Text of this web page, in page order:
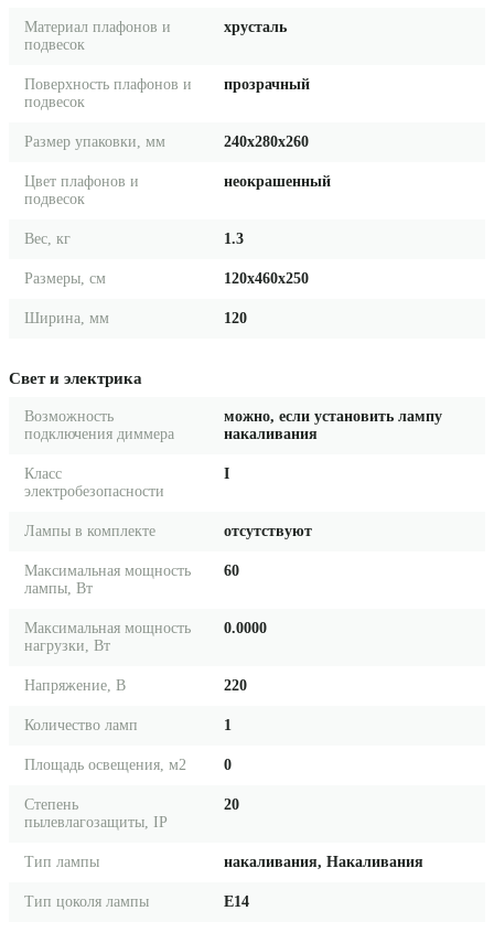
Материал плафонов и
подвесок
хрусталь
Поверхность плафонов и
подвесок
прозрачный
Размер упаковки, мм 240x280x260
Цвет плафонов и
подвесок
неокрашенный
Вес, кг 1.3
Размеры, см 120x460x250
Ширина, мм 120
Свет и электрика
Возможность
подключения диммера
можно, если установить лампу
накаливания
Класс
электробезопасности
I
Лампы в комплекте отсутствуют
Максимальная мощность
лампы, Вт
60
Максимальная мощность
нагрузки, Вт
0.0000
Напряжение, В 220
Количество ламп 1
Площадь освещения, м2 0
Степень
пылевлагозащиты, IP
20
Тип лампы накаливания, Накаливания
Тип цоколя лампы E14